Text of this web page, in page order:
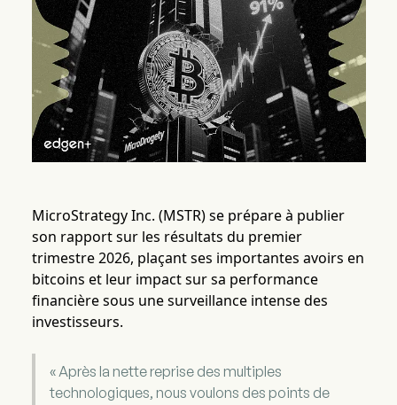
MicroStrategy Inc. (MSTR) se prépare à publier
son rapport sur les résultats du premier
trimestre 2026, plaçant ses importantes avoirs en
bitcoins et leur impact sur sa performance
financière sous une surveillance intense des
investisseurs.
« Après la nette reprise des multiples
technologiques, nous voulons des points de